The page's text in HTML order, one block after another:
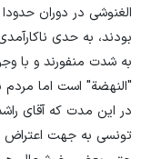
بودند، به حدی
به شدت منفورند و با
"النهضة" است اما مردم
در این مدت که آقای
تونسی به جهت اعتراض